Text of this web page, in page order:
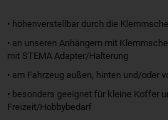
• höhenverstellbar durch die
• an unseren Anhängern mit
mit STEMA Adapter/Halterung
• am Fahrzeug außen, hinten und/oder
• besonders geeignet für kleine Koffer
Freizeit/Hobbybedarf